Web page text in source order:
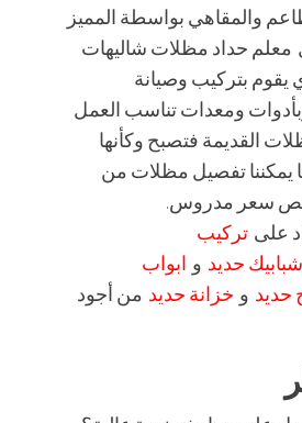
والمقاهي بواسطة المميز
معلم حداد مظلات شاليهات
يقوم بتركيب وصيانة
ومعدات تناسب العمل
القديمة فتصبح وكأنها
يمكننا تفصيل مظلات من
سعر مدروس.
على تركيب
شبابيك حديد و ابواب
حديد و خزانة حديد من أجود